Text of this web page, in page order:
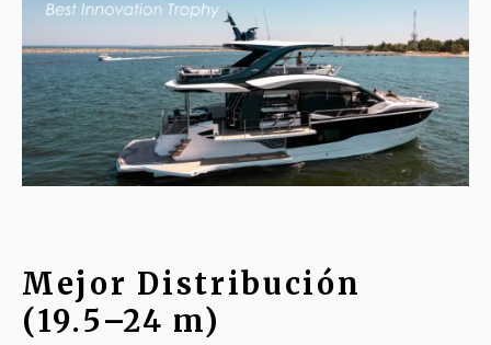
Mejor Distribución
(19.5–24 m)